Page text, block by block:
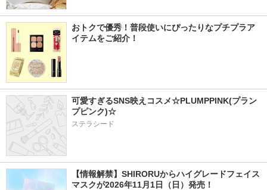
おトクで優秀！普段使いにぴったりなプチプラア
イテムをご紹介！
可愛すぎるSNS映えコスメ☆PLUMPPINK(プラン
プピンク)☆
ステラシード
【情報解禁】SHIRORUからハイグレードフェイス
マスクが2026年11月1日（日）発売！